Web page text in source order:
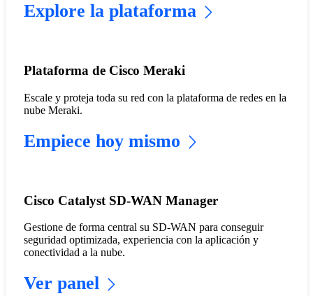
Explore la plataforma
Plataforma de Cisco Meraki
Escale y proteja toda su red con la plataforma de redes en la
nube Meraki.
Empiece hoy mismo
Cisco Catalyst SD-WAN Manager
Gestione de forma central su SD-WAN para conseguir
seguridad optimizada, experiencia con la aplicación y
conectividad a la nube.
Ver panel